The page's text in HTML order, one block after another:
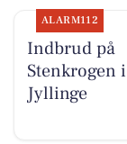
ALARM112
Indbrud på
Stenkrogen i
Jyllinge